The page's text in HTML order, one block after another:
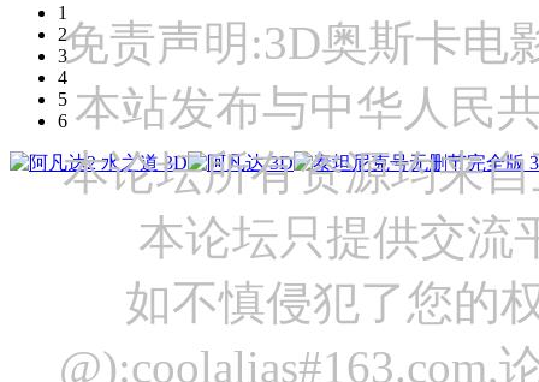
1
2
3
4
5
6
免责声明:3D奥斯卡电
本站发布与中华人民
本论坛所有资源均来
本论坛只提供交流
如不慎侵犯了您的